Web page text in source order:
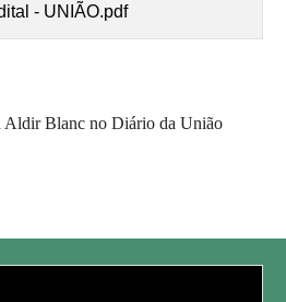
- UNIÃO.pdf
Aldir Blanc no Diário da União